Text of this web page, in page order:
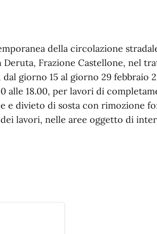
della circolazione
Deruta, Frazione Castellone, nel
dal giorno 15 al giorno 29 febbraio
alle 18.00, per lavori di
e divieto di sosta con rimozione
lavori, nelle aree oggetto di